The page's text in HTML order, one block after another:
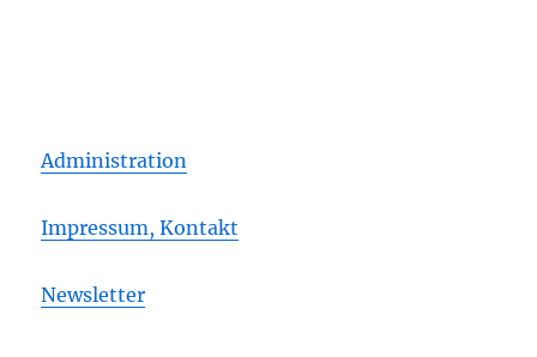
Administration
Impressum, Kontakt
Newsletter